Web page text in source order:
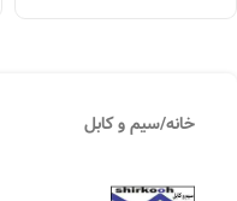
خانه/سیم و کابل